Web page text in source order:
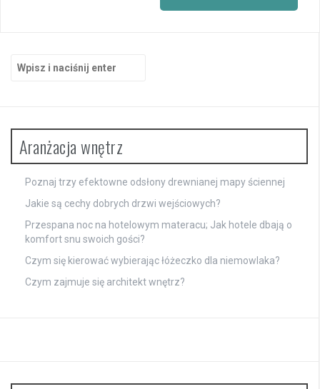
Szukaj:
Aranżacja wnętrz
Poznaj trzy efektowne odsłony drewnianej mapy ściennej
Jakie są cechy dobrych drzwi wejściowych?
Przespana noc na hotelowym materacu; Jak hotele dbają o
komfort snu swoich gości?
Czym się kierować wybierając łóżeczko dla niemowlaka?
Czym zajmuje się architekt wnętrz?